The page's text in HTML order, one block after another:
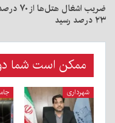
ضریب اشغال
۲۳ درصد رسید
ممکن است شما
شهرداری